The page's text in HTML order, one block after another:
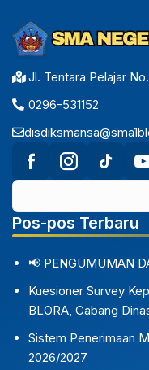
Jl. Tentara Pelajar
0296-531152
Pos-pos Terbaru
📢 PENGUMUMAN
Kuesioner Survey
BLORA, Cabang
Sistem Penerimaan
2026/2027